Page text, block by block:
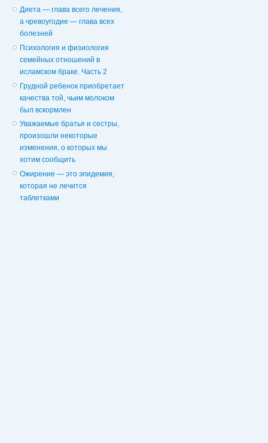
Диета — глава всего лечения,
а чревоугодие — глава всех
болезней
Психология и физиология
семейных отношений в
исламском браке. Часть 2
Грудной ребенок приобретает
качества той, чьим молоком
был вскормлен
Уважаемые братья и сестры,
произошли некоторые
изменения, о которых мы
хотим сообщить
Ожирение — это эпидемия,
которая не лечится
таблетками